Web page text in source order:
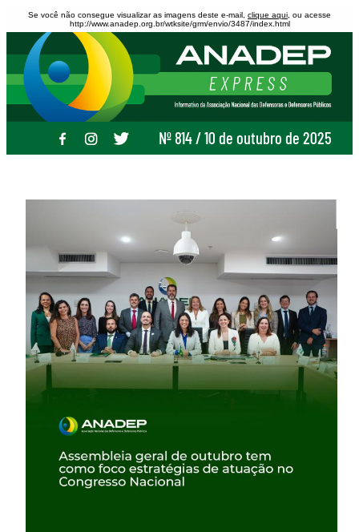
Se você não consegue visualizar as imagens deste e-mail, clique aqui , ou acesse
http://www.anadep.org.br/wtksite/grm/envio/3487/index.html
Nº 814 / 10 de outubro de 2025